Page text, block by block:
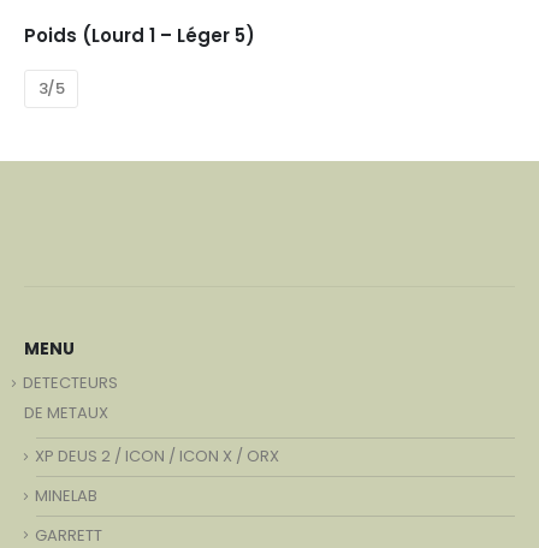
Poids (Lourd 1 – Léger 5)
3/5
MENU
DETECTEURS
DE METAUX
XP DEUS 2 / ICON / ICON X / ORX
MINELAB
GARRETT